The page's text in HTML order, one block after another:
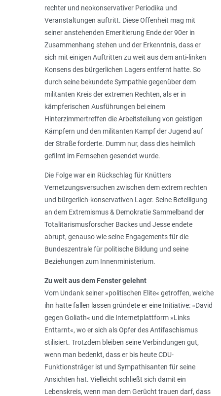
rechter und neokonservativer Periodika und
Veranstaltungen auftritt. Diese Offenheit mag mit
seiner anstehenden Emeritierung Ende der 90er in
Zusammenhang stehen und der Erkenntnis, dass er
sich mit einigen Auftritten zu weit aus dem anti-linken
Konsens des bürgerlichen Lagers entfernt hatte. So
durch seine bekundete Sympathie gegenüber dem
militanten Kreis der extremen Rechten, als er in
kämpferischen Ausführungen bei einem
Hinterzimmertreffen die Arbeitsteilung von geistigen
Kämpfern und den militanten Kampf der Jugend auf
der Straße forderte. Dumm nur, dass dies heimlich
gefilmt im Fernsehen gesendet wurde.
Die Folge war ein Rückschlag für Knütters
Vernetzungsversuchen zwischen dem extrem rechten
und bürgerlich-konservativen Lager. Seine Beteiligung
an dem Extremismus & Demokratie Sammelband der
Totalitarismusforscher Backes und Jesse endete
abrupt, genauso wie seine Engagements für die
Bundeszentrale für politische Bildung und seine
Beziehungen zum Innenministerium.
Zu weit aus dem Fenster gelehnt
Vom Undank seiner »politischen Elite« getroffen, welche
ihn hatte fallen lassen gründete er eine Initiative: »David
gegen Goliath« und die Internetplattform »Links
Enttarnt«, wo er sich als Opfer des Antifaschismus
stilisiert. Trotzdem bleiben seine Verbindungen gut,
wenn man bedenkt, dass er bis heute CDU-
Funktionsträger ist und Sympathisanten für seine
Ansichten hat. Vielleicht schließt sich damit ein
Lebenskreis, wenn man dem Gerücht trauen darf, dass